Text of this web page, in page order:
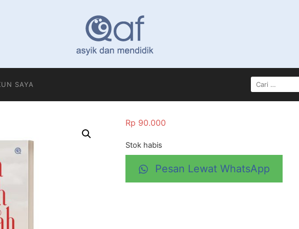
SAYA
CARI
UNTUK:
Rp 90.000
Stok habis
Pesan Lewat WhatsApp